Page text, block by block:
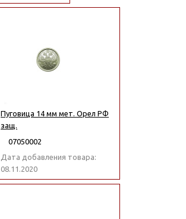
Пуговица 14 мм мет. Орел РФ
защ.
07050002
Дата добавления товара:
08.11.2020